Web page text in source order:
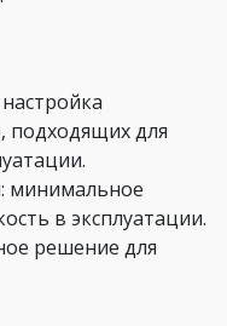
подходящих для
минимальное
в эксплуатации.
решение для